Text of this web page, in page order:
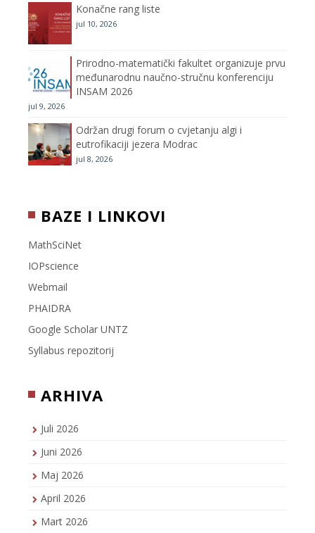
e
Konačne rang liste
jul 10, 2026
Prirodno-matematički fakultet organizuje prvu
međunarodnu naučno-stručnu konferenciju
INSAM 2026
jul 9, 2026
Održan drugi forum o cvjetanju algi i
eutrofikaciji jezera Modrac
jul 8, 2026
BAZE I LINKOVI
MathSciNet
IOPscience
Webmail
PHAIDRA
Google Scholar UNTZ
Syllabus repozitorij
ARHIVA
Juli 2026
Juni 2026
Maj 2026
April 2026
Mart 2026